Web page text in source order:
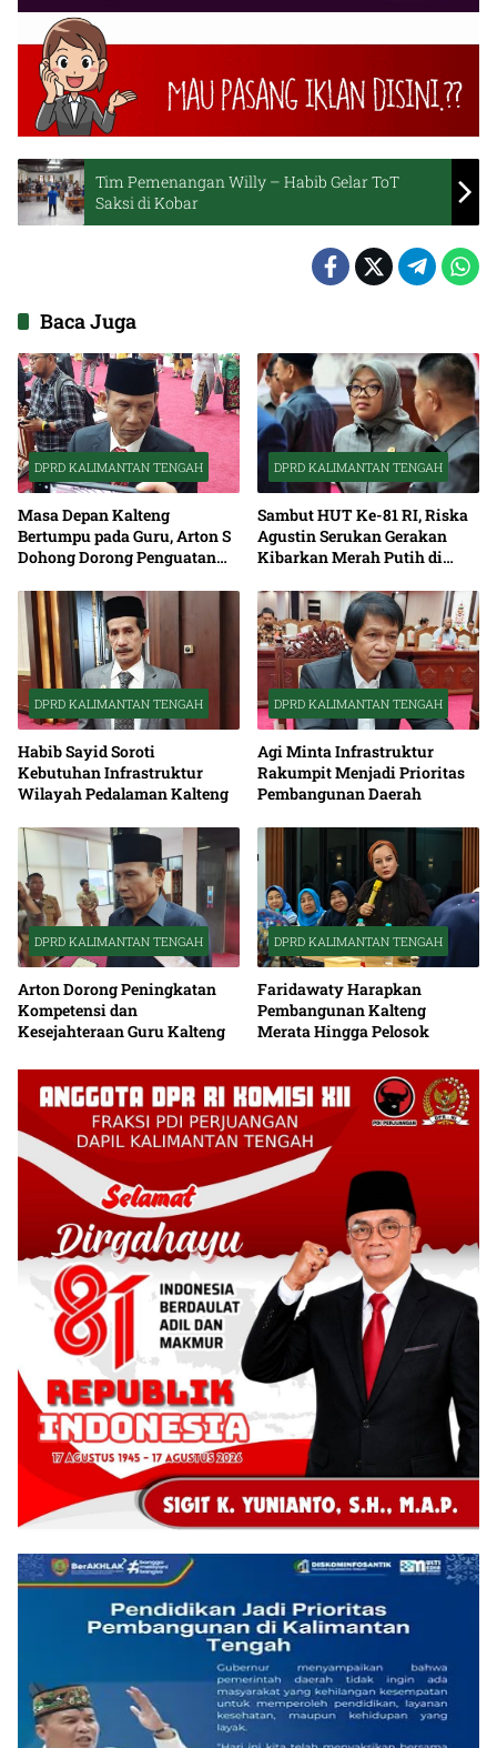
Tim Pemenangan Willy – Habib Gelar ToT
Saksi di Kobar
Baca Juga
DPRD KALIMANTAN TENGAH
Masa Depan Kalteng
Bertumpu pada Guru, Arton S
Dohong Dorong Penguatan
DPRD KALIMANTAN TENGAH
Sambut HUT Ke-81 RI, Riska
Agustin Serukan Gerakan
Kibarkan Merah Putih di
DPRD KALIMANTAN TENGAH
Habib Sayid Soroti
Kebutuhan Infrastruktur
Wilayah Pedalaman Kalteng
DPRD KALIMANTAN TENGAH
Agi Minta Infrastruktur
Rakumpit Menjadi Prioritas
Pembangunan Daerah
DPRD KALIMANTAN TENGAH
Arton Dorong Peningkatan
Kompetensi dan
Kesejahteraan Guru Kalteng
DPRD KALIMANTAN TENGAH
Faridawaty Harapkan
Pembangunan Kalteng
Merata Hingga Pelosok